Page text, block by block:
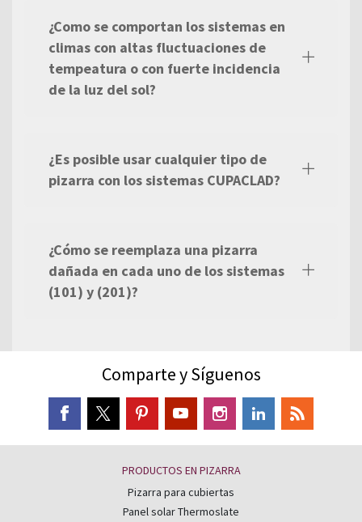
¿Como se comportan los sistemas en
climas con altas fluctuaciones de
tempeatura o con fuerte incidencia
de la luz del sol?
¿Es posible usar cualquier tipo de
pizarra con los sistemas CUPACLAD?
¿Cómo se reemplaza una pizarra
dañada en cada uno de los sistemas
(101) y (201)?
Comparte y Síguenos
PRODUCTOS EN PIZARRA
Pizarra para cubiertas
Panel solar Thermoslate